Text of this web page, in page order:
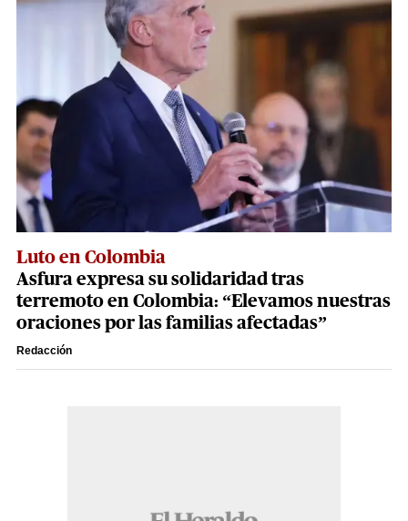
Luto en Colombia
Asfura expresa su solidaridad tras
terremoto en Colombia: “Elevamos nuestras
oraciones por las familias afectadas”
Redacción